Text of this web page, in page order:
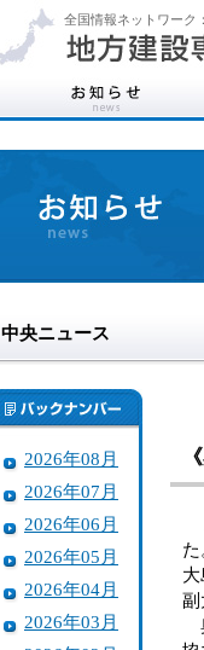
全国情報ネットワーク
中央ニュース
2026年08月
2026年07月
2026年06月
2026年05月
2026年04月
2026年03月
副